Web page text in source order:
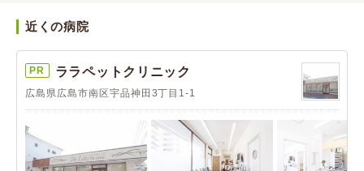
近くの病院
PR ララペットクリニック
広島県広島市南区宇品神田3丁目1-1